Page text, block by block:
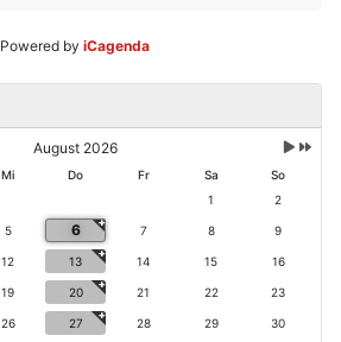
Powered by iCagenda
N
c
h
N
c
h
M
n
a
August 2026
Mi Do Fr Sa
So
1
2
5 6 7 8 9
12 13 14 15 16
19 20 21 22 23
26 27 28 29 30